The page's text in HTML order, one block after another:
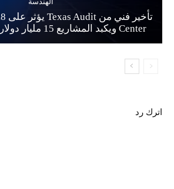
Center ويكبد المشاريع 15 مليار دولار، بحسب BNEF
اترك رد